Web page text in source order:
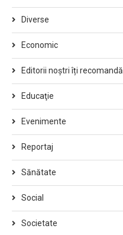
Diverse
Economic
Editorii noștri îți recomandă
Educaţie
Evenimente
Reportaj
Sănătate
Social
Societate